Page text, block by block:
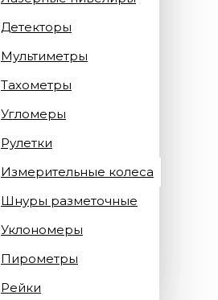
Детекторы
Мультиметры
Тахометры
Угломеры
Рулетки
Измерительные колеса
Шнуры разметочные
Уклономеры
Пирометры
Рейки